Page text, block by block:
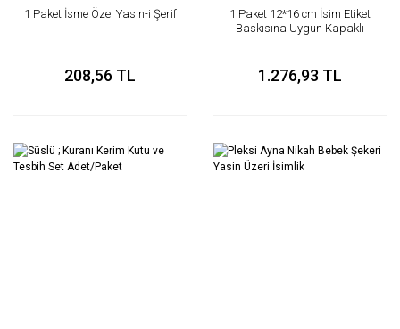
1 Paket İsme Özel Yasin-i Şerif
208,56 TL
1 Paket 12*16 cm İsim Etiket
Baskısına Uygun Kapaklı
1.276,93 TL